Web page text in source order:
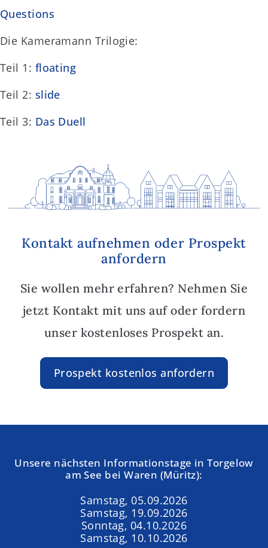
Questions
Die Kameramann Trilogie:
Teil 1: floating
Teil 2: slide
Teil 3: Das Duell
Kontakt aufnehmen oder Prospekt
anfordern
Sie wollen mehr erfahren? Nehmen Sie
jetzt Kontakt mit uns auf oder fordern
unser kostenloses Prospekt an.
Prospekt kostenlos anfordern
Unsere nächsten Informationstage in Torgelow
am See bei Waren (Müritz):
Samstag, 05.09.2026
Samstag, 19.09.2026
Sonntag, 04.10.2026
Samstag, 10.10.2026